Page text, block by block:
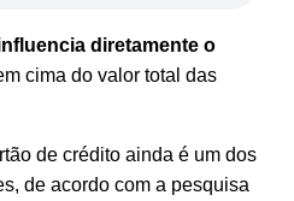
diretamente o
cima do valor total das
de crédito ainda é um dos
de acordo com a pesquisa